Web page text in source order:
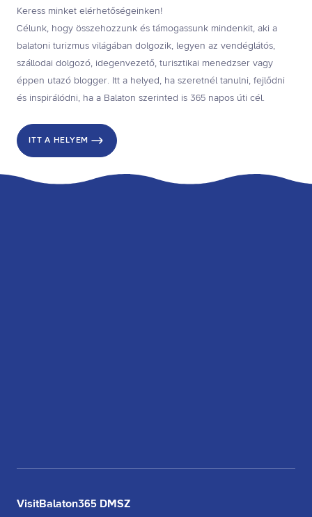
Keress minket elérhetőségeinken!
Célunk, hogy összehozzunk és támogassunk mindenkit, aki a
balatoni turizmus világában dolgozik, legyen az vendéglátós,
szállodai dolgozó, idegenvezető, turisztikai menedzser vagy
éppen utazó blogger. Itt a helyed, ha szeretnél tanulni, fejlődni
és inspirálódni, ha a Balaton szerinted is 365 napos úti cél.
ITT A HELYEM
VisitBalaton365 DMSZ